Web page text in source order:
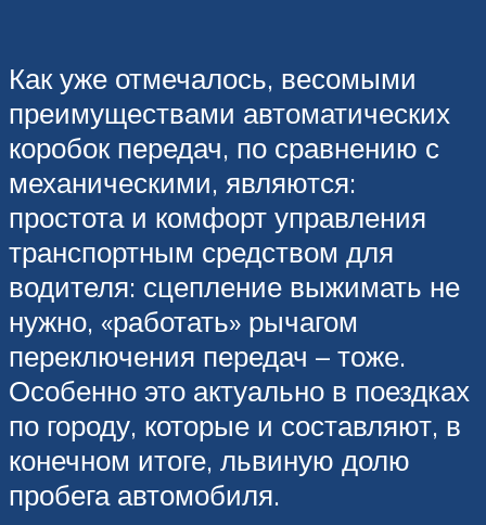
Как уже отмечалось, весомыми
преимуществами автоматических
коробок передач, по сравнению с
механическими, являются:
простота и комфорт управления
транспортным средством для
водителя: сцепление выжимать не
нужно, «работать» рычагом
переключения передач – тоже.
Особенно это актуально в поездках
по городу, которые и составляют, в
конечном итоге, львиную долю
пробега автомобиля.